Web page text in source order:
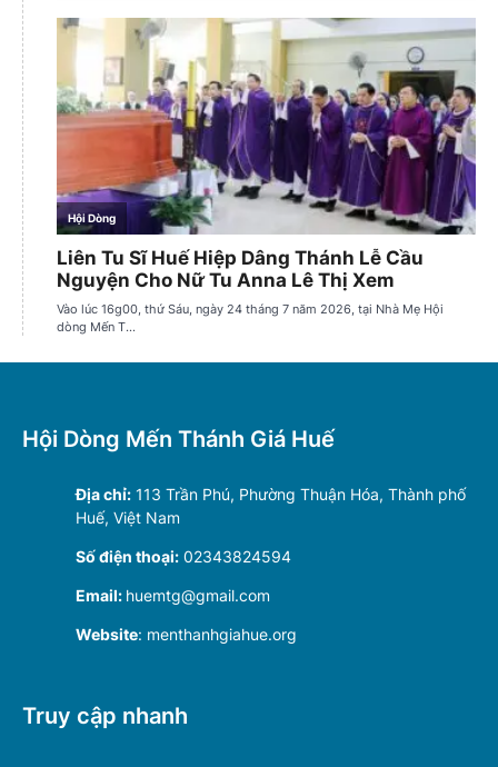
Hội Dòng Mến Thánh Giá Huế
Địa chỉ: 113 Trần Phú, Phường Thuận Hóa, Thành phố
Huế, Việt Nam
Số điện thoại: 02343824594
Email: huemtg@gmail.com
Website: menthanhgiahue.org
Truy cập nhanh